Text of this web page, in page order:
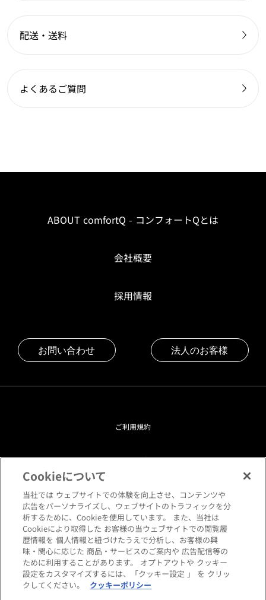
配送・送料
よくあるご質問
ABOUT comfortQ - コンフォートQとは
会社概要
採用情報
お問い合わせ 法人のお客様
Copyright © HANKYU HOME STYLING Co.,LTD All rights reserved.
ご利用規約
プライバシーポリシー
クッキーポリシー
閲覧環境について
サイトマップ
Cookieについて
当社では ウェブサイトでの体験を向上させ、コンテンツや
広告をパーソナライズし、ウェブサイトのトラフィックを分
析するために、Cookieを使用しています。 また、当社は
Cookieにより取得した お客様の当ウェブサイトでの閲覧履
歴情報を 個人情報と紐づけたうえで分析し、お客様の興
味・関心に応じた 商品・サービスのご案内や 広告配信等の
ために利用することがあります。 オプトアウトや クッキー
設定をカスタマイズするには、「クッキー設定 」 を クリッ
クしてください。
クッキーポリシー